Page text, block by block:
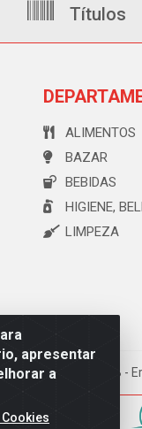
apresentar
a
Títulos
ALIMENTOS
BAZAR
BEBIDAS
HIGIENE,
LIMPEZA
173 Galpão B -